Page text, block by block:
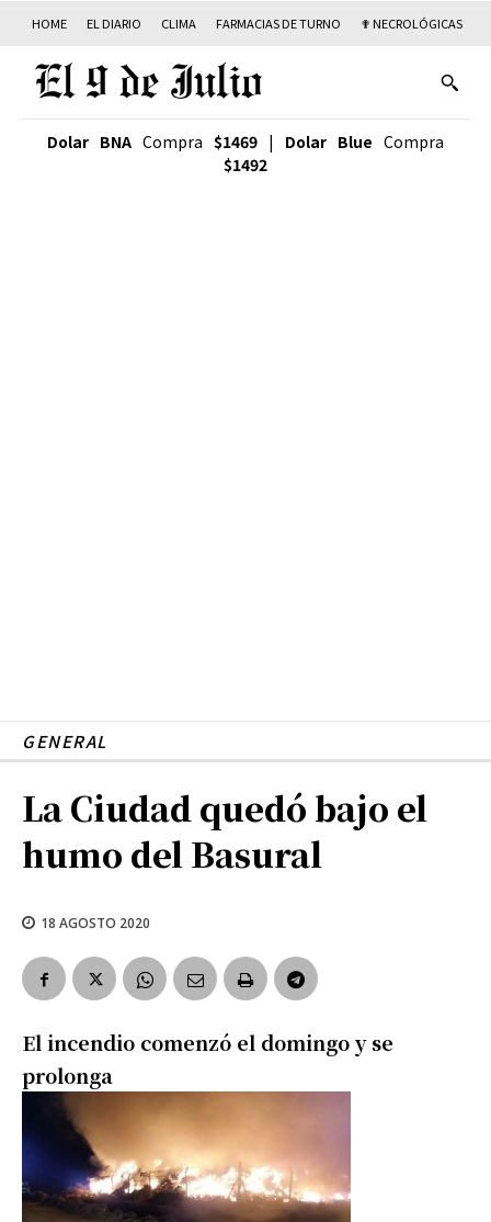
HOME EL DIARIO CLIMA FARMACIAS DE TURNO ✟ NECROLÓGICAS
Dolar BNA Compra $1469 | Dolar Blue Compra
$1492
GENERAL
La Ciudad quedó bajo el
humo del Basural
18 AGOSTO 2020
El incendio comenzó el domingo y se
prolonga